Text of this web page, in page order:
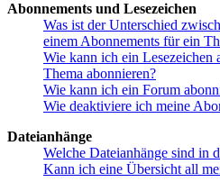
Abonnements und Lesezeichen
Was ist der Unterschied
einem Abonnements für ein
Wie kann ich ein Lesezeichen
Thema abonnieren?
Wie kann ich ein Forum
Wie deaktiviere ich meine
Dateianhänge
Welche Dateianhänge sind in
Kann ich eine Übersicht all